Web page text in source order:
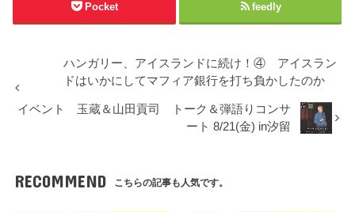
Pocket feedly
ハンガリー、アイスランドに続け！④ アイスラン
ドはいかにしてマフィア銀行を打ち負かしたのか
イベント 玉蔵＆山田貢司 トーク＆弾語りコンサ
ート 8/21(金) in汐留
RECOMMEND こちらの記事も人気です。